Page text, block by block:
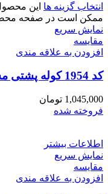
انتخاب گزینه ها این
ممکن است در صفحه
نمایش سریع
مقايسه
افزودن به علاقه مندی
کد 1954 کوله پشتی مسافرتی کتپیلار
1,045,000 تومان
فروخته شده
اطلاعات بیشتر
نمایش سریع
مقايسه
افزودن به علاقه مندی